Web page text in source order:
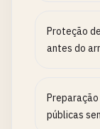
Proteção
antes do
públicas